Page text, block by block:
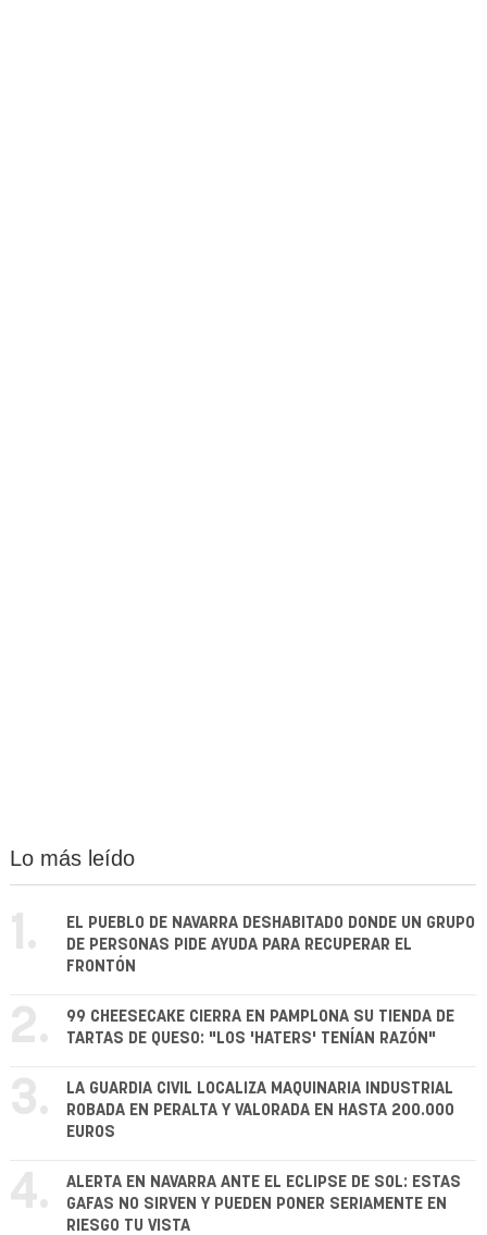
Lo más leído
1.
EL PUEBLO DE NAVARRA DESHABITADO DONDE UN GRUPO
DE PERSONAS PIDE AYUDA PARA RECUPERAR EL
FRONTÓN
2.
99 CHEESECAKE CIERRA EN PAMPLONA SU TIENDA DE
TARTAS DE QUESO: "LOS 'HATERS' TENÍAN RAZÓN"
3.
LA GUARDIA CIVIL LOCALIZA MAQUINARIA INDUSTRIAL
ROBADA EN PERALTA Y VALORADA EN HASTA 200.000
EUROS
4.
ALERTA EN NAVARRA ANTE EL ECLIPSE DE SOL: ESTAS
GAFAS NO SIRVEN Y PUEDEN PONER SERIAMENTE EN
RIESGO TU VISTA